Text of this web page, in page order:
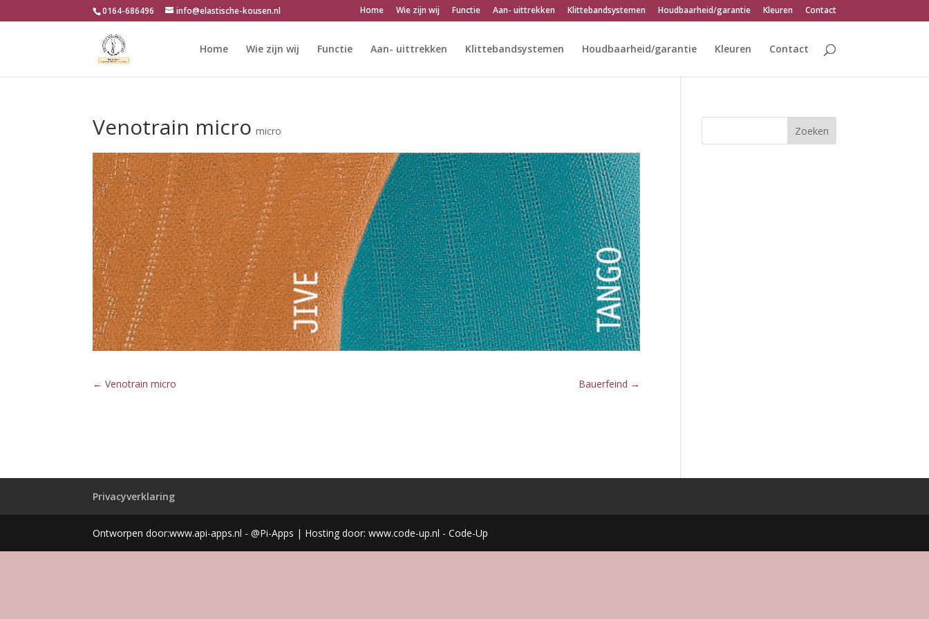
0164-686496 info@elastische-kousen.nl Home Wie zijn wij Functie Aan- uittrekken Klittebandsystemen Houdbaarheid/garantie Kleuren Contact
Home Wie zijn wij Functie Aan- uittrekken Klittebandsystemen Houdbaarheid/garantie Kleuren Contact
Venotrain micro micro
← Venotrain micro Bauerfeind →
Privacyverklaring
Ontworpen door:www.api-apps.nl - @Pi-Apps | Hosting door: www.code-up.nl - Code-Up